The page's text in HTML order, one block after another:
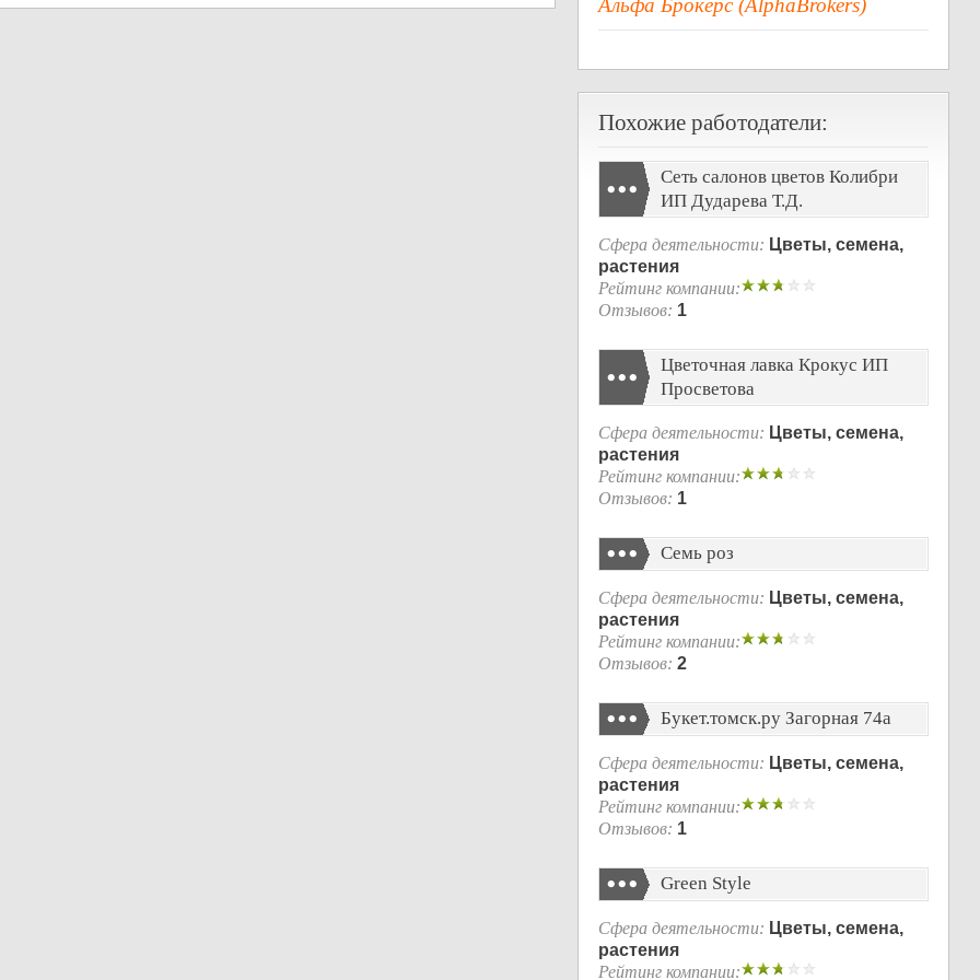
Альфа Брокерс (AlphaBrokers)
Похожие работодатели:
Сеть салонов цветов Колибри
ИП Дударева Т.Д.
Сфера деятельности: Цветы, семена,
растения
Рейтинг компании:
Отзывов: 1
Цветочная лавка Крокус ИП
Просветова
Сфера деятельности: Цветы, семена,
растения
Рейтинг компании:
Отзывов: 1
Семь роз
Сфера деятельности: Цветы, семена,
растения
Рейтинг компании:
Отзывов: 2
Букет.томск.ру Загорная 74а
Сфера деятельности: Цветы, семена,
растения
Рейтинг компании:
Отзывов: 1
Green Style
Сфера деятельности: Цветы, семена,
растения
Рейтинг компании: